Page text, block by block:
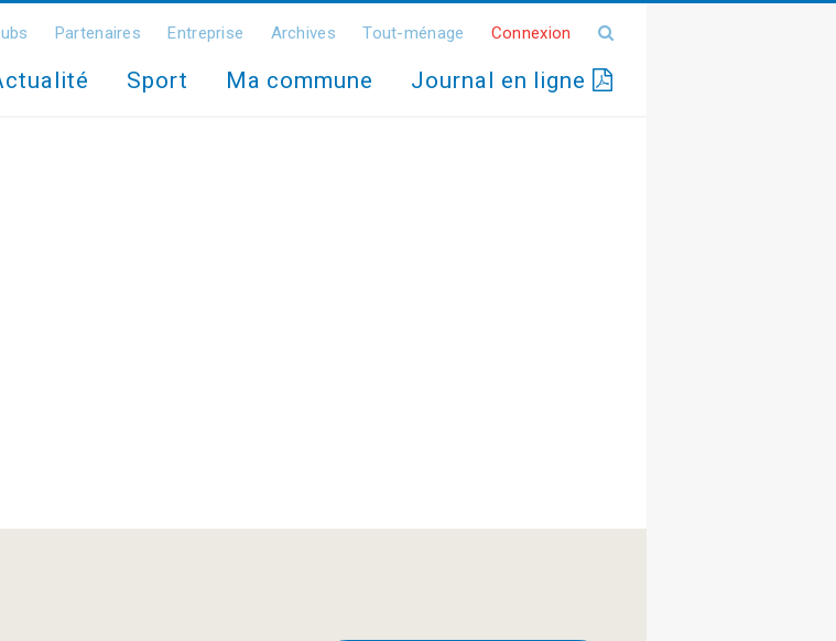
Partenaires Entreprise Archives Tout-ménage Connexion
Sport Ma commune Journal en ligne